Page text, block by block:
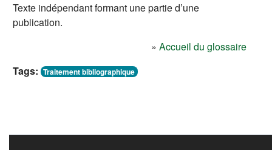
Texte indépendant formant une partie d’une
publication.
» Accueil du glossaire
Tags: Traitement bibliographique